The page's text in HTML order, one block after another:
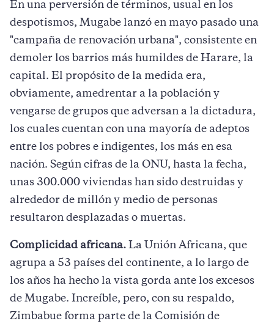
En una perversión de términos, usual en los
despotismos, Mugabe lanzó en mayo pasado una
"campaña de renovación urbana", consistente en
demoler los barrios más humildes de Harare, la
capital. El propósito de la medida era,
obviamente, amedrentar a la población y
vengarse de grupos que adversan a la dictadura,
los cuales cuentan con una mayoría de adeptos
entre los pobres e indigentes, los más en esa
nación. Según cifras de la ONU, hasta la fecha,
unas 300.000 viviendas han sido destruidas y
alrededor de millón y medio de personas
resultaron desplazadas o muertas.
Complicidad africana. La Unión Africana, que
agrupa a 53 países del continente, a lo largo de
los años ha hecho la vista gorda ante los excesos
de Mugabe. Increíble, pero, con su respaldo,
Zimbabue forma parte de la Comisión de